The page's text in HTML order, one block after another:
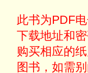
此书为PDF
下载地址和
购买相应的
图书，如需